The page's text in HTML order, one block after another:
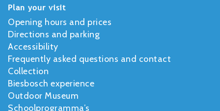
Plan your visit
Opening hours and prices
Directions and parking
Accessibility
Frequently asked questions and contact
Collection
Biesbosch experience
Outdoor Museum
Schoolprogramma’s